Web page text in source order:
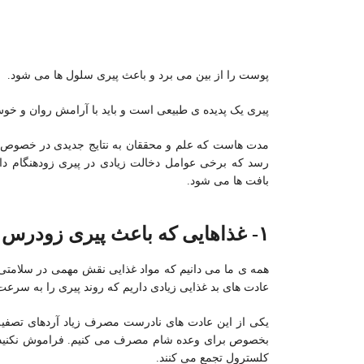
پوست را از بین می برد و باعث پیری سلول ها می شود.
پیری یک پدیده ی طبیعی است و باید با آرامش روان و
مدت هاست که علم و محققان به نتایج جدیدی در خصوص
رسد که برخی عوامل دخالت زیادی در پیری
بافت ها می شود.
۱- غذاهایی که باعث پیری زودرس در خانم ها می شوند
همه ی ما می دانیم که مواد غذایی نقش مهمی در سلامتی
عادت های بد غذایی زیادی داریم که روند پیری را به
یکی از این عادت های نادرست مصرف زیاد آردهای
بخصوص برای وعده شام مصرف می کنیم. فراموش نکنید
کلسترول تجمع می کنند.